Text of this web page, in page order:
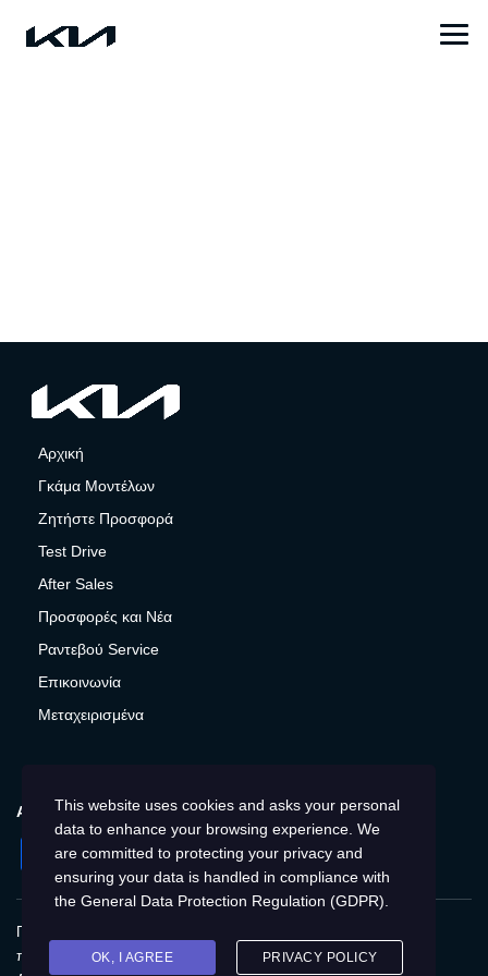
Αρχική
Γκάμα Μοντέλων
Ζητήστε Προσφορά
Test Drive
After Sales
Προσφορές και Νέα
Ραντεβού Service
Επικοινωνία
Μεταχειρισμένα
ΑΚΟΛΟΥΘΉΣΤΕ ΜΑΣ
Facebook
Instagram
Twitter
YouTube
Πολιτική Απορρήτου
προσωπικών δεδομένων
Αποτύπωση
This website uses cookies and asks your personal
data to enhance your browsing experience. We
are committed to protecting your privacy and
ensuring your data is handled in compliance with
the General Data Protection Regulation (GDPR)
OK, I AGREE PRIVACY POLICY